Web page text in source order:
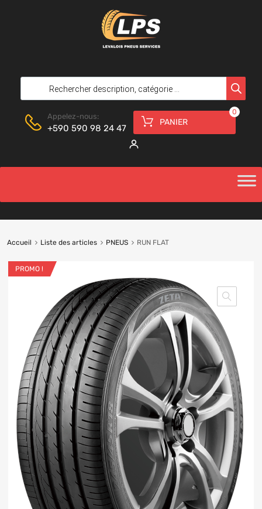
Appelez-nous:
+590 590 98 24 47
PANIER
0
Accueil Liste des articles PNEUS RUN FLAT
PROMO !